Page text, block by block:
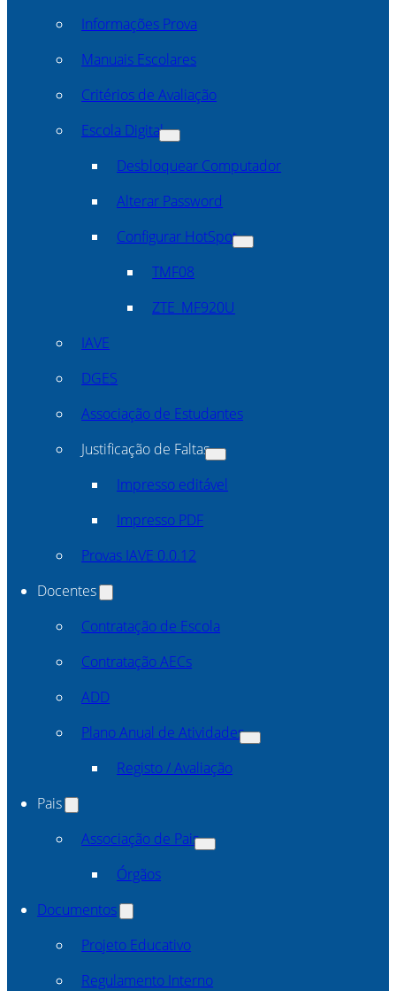
Informações Prova
Manuais Escolares
Critérios de Avaliação
Escola Digital
Desbloquear Computador
Alterar Password
Configurar HotSpot
TMF08
ZTE_MF920U
IAVE
DGES
Associação de Estudantes
Justificação de Faltas
Impresso editável
Impresso PDF
Provas IAVE 0.0.12
Docentes
Contratação de Escola
Contratação AECs
ADD
Plano Anual de Atividades
Registo / Avaliação
Pais
Associação de Pais
Órgãos
Documentos
Projeto Educativo
Regulamento Interno